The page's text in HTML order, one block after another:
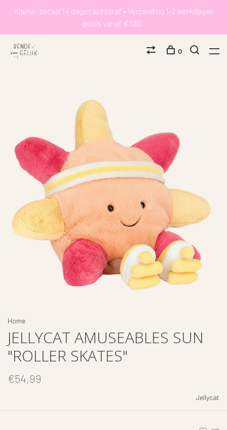
Klarna: betaal 14 dagen achteraf • Verzending 1-2 werkdagen
gratis vanaf €100,-
0
Home
JELLYCAT AMUSEABLES SUN
"ROLLER SKATES"
€54,99
Jellycat